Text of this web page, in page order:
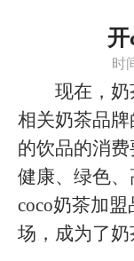
开
时
现在，奶茶
相关奶茶品
的饮品的消
健康、绿色
coco奶茶加
场，成为了奶